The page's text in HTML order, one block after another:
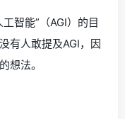
智能”（AGI）的目
有人敢提及AGI，因
想法。